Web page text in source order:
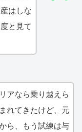
はしな
と見て
アなら乗り越えら
れてきたけど、元
ら、もう試練は与